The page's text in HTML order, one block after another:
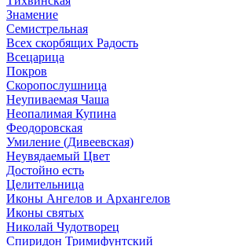
Знамение
Семистрельная
Всех скорбящих Радость
Всецарица
Покров
Скоропослушница
Неупиваемая Чаша
Неопалимая Купина
Феодоровская
Умиление (Дивеевская)
Неувядаемый Цвет
Достойно есть
Целительница
Иконы Ангелов и Архангелов
Иконы святых
Николай Чудотворец
Спиридон Тримифунтский